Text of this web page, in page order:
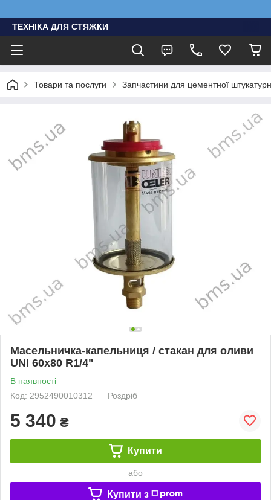
ТЕХНІКА ДЛЯ СТЯЖКИ
Товари та послуги Запчастини для цементної
Масельничка-капельниця / стакан для оливи
UNI 60x80 R1/4"
В наявності
Код: 2952490010312
Роздріб
5 340 ₴
Купити
або
Купити з